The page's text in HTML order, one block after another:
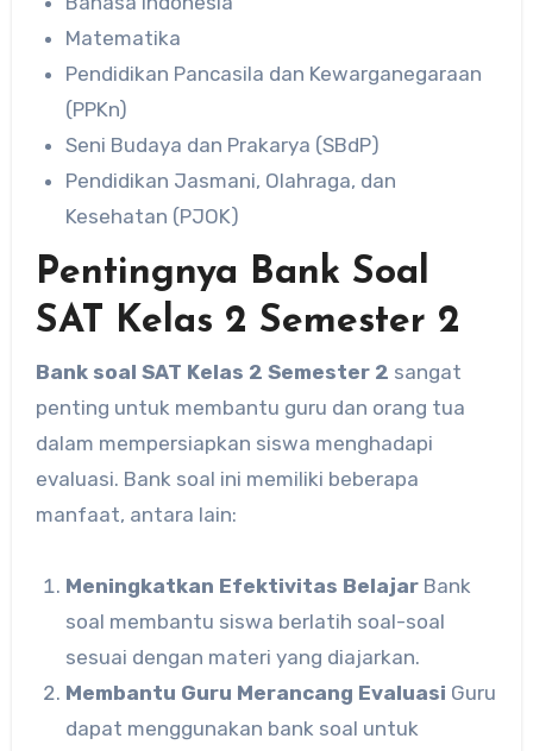
Matematika
Pendidikan Pancasila dan Kewarganegaraan
(PPKn)
Seni Budaya dan Prakarya (SBdP)
Pendidikan Jasmani, Olahraga, dan
Kesehatan (PJOK)
Pentingnya Bank Soal
SAT Kelas 2 Semester 2
Bank soal SAT Kelas 2 Semester 2 sangat
penting untuk membantu guru dan orang tua
dalam mempersiapkan siswa menghadapi
evaluasi. Bank soal ini memiliki beberapa
manfaat, antara lain:
Meningkatkan Efektivitas Belajar Bank
soal membantu siswa berlatih soal-soal
sesuai dengan materi yang diajarkan.
Membantu Guru Merancang Evaluasi Guru
dapat menggunakan bank soal untuk